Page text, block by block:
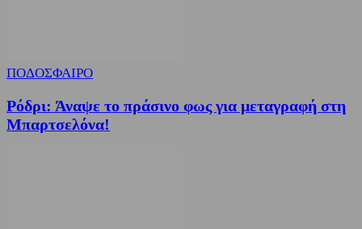
ΠΟΔΟΣΦΑΙΡΟ
Ρόδρι: Άναψε το πράσινο φως για μεταγραφή στη
Μπαρτσελόνα!